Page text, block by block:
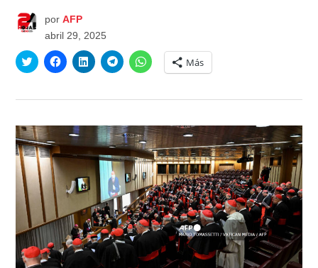
por AFP
abril 29, 2025
Haz
clic
en
abre
en
una
ventana
nueva)
Haz
clic
en
abre
en
una
ventana
nueva)
Haz
clic
en
abre
en
una
ventana
nueva)
Haz
clic
en
abre
en
una
ventana
nueva)
Haz
clic
para
en
abre
en
una
ventana
nueva)
Más